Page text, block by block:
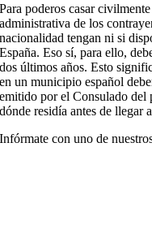
Para poderos casar
administrativa de los
nacionalidad tengan ni si
España. Eso sí, para ello,
dos últimos años. Esto
en un municipio español
emitido por el Consulado del
dónde residía antes de llegar
Infórmate con uno de